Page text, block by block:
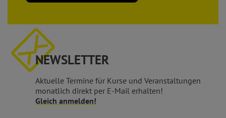
NEWSLETTER
Aktuelle Termine für Kurse und Veranstaltungen
monatlich direkt per E-Mail erhalten!
Gleich anmelden!